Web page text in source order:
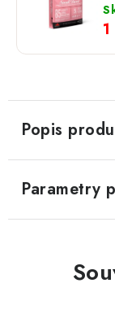
Popis
Parametry